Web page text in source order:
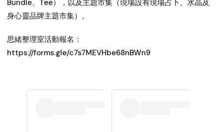
Bundle、Tee），以及主題市集（現場設有現場占卜、水晶及
身心靈品牌主題市集）。
思緒整理室活動報名：
https://forms.gle/c7s7MEVHbe68nBWn9